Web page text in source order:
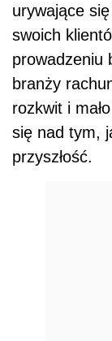
urywające
swoich
prowadzeniu
branży
rozkwit i
się nad tym,
przyszłość.